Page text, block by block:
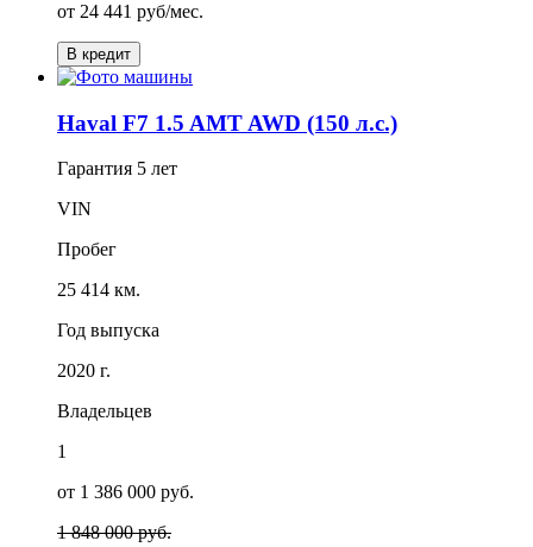
от 24 441 руб/мес.
В кредит
Haval F7 1.5 AMT AWD (150 л.с.)
Гарантия 5 лет
VIN
Пробег
25 414 км.
Год выпуска
2020 г.
Владельцев
1
от 1 386 000 руб.
1 848 000 руб.